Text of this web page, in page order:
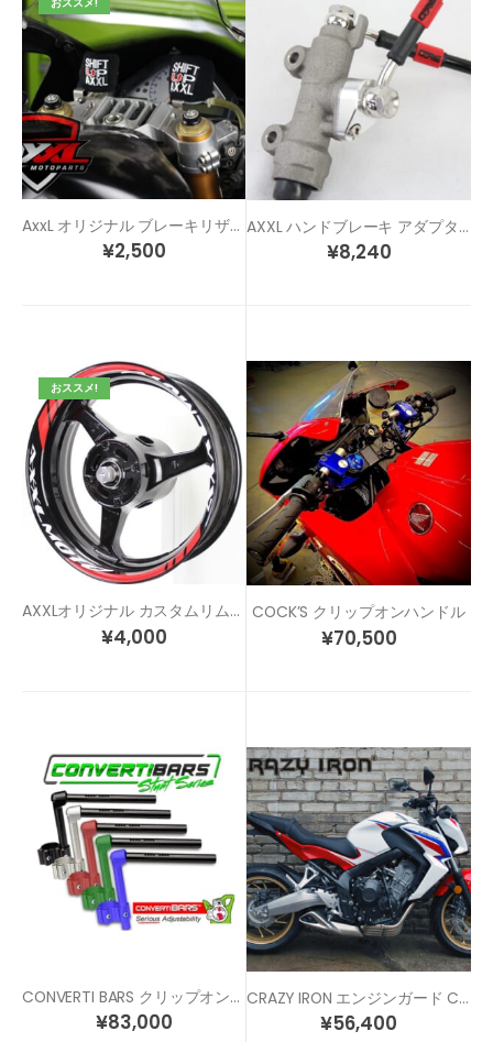
AxxL オリジナル ブレーキリザーバーカバーセット
¥2,500
AXXL ハンドブレーキ アダプター
¥8,240
おススメ!
AXXLオリジナル カスタムリムステッカー SP1
¥4,000
COCK’S クリップオンハンドル
¥70,500
CONVERTI BARS クリップオンハンドル 各サイズ/各色
¥83,000
CRAZY IRON エンジンガード CB650F (14-)
¥56,400